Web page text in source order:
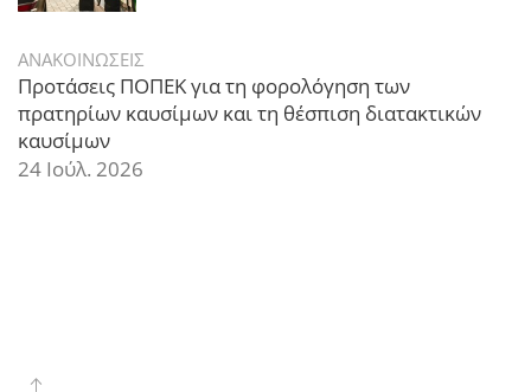
ΑΝΑΚΟΙΝΩΣΕΙΣ
Προτάσεις ΠΟΠΕΚ για τη φορολόγηση των
πρατηρίων καυσίμων και τη θέσπιση διατακτικών
καυσίμων
24 Ιούλ. 2026